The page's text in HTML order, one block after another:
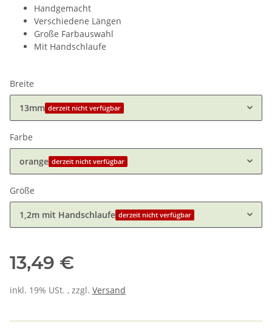
Handgemacht
Verschiedene Längen
Große Farbauswahl
Mit Handschlaufe
Breite
13mm derzeit nicht verfügbar
Farbe
orange derzeit nicht verfügbar
Größe
1,2m mit Handschlaufe derzeit nicht verfügbar
13,49 €
inkl. 19% USt. , zzgl. Versand